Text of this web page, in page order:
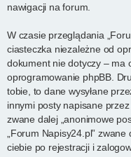
nawigacji na forum.
W czasie przeglądania
ciasteczka niezależne od
dokument nie dotyczy – ma
oprogramowanie phpBB.
tobie, to dane wysyłane
innymi posty napisane
zwane dalej „anonimowe
„Forum Napisy24.pl”
ciebie po rejestracji i